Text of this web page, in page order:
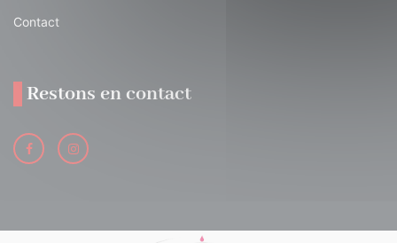
Contact
Restons en contact